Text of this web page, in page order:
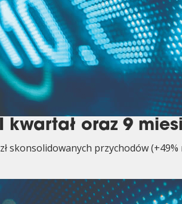
kwartał oraz 9
skonsolidowanych przychodów